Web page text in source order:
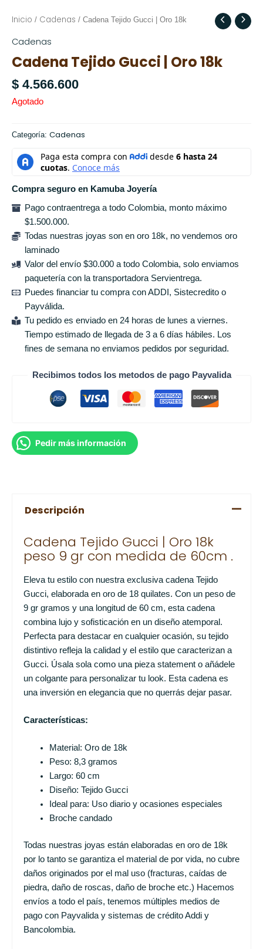
Inicio / Cadenas / Cadena Tejido Gucci | Oro 18k
Cadenas
Cadena Tejido Gucci | Oro 18k
$ 4.566.600
Agotado
Categoría: Cadenas
Compra seguro en Kamuba Joyería
Pago contraentrega a todo Colombia, monto máximo
$1.500.000.
Todas nuestras joyas son en oro 18k, no vendemos oro
laminado
Valor del envío $30.000 a todo Colombia, solo enviamos
paquetería con la transportadora Servientrega.
Puedes financiar tu compra con ADDI, Sistecredito o
Payválida.
Tu pedido es enviado en 24 horas de lunes a viernes.
Tiempo estimado de llegada de 3 a 6 días hábiles. Los
fines de semana no enviamos pedidos por seguridad.
Recibimos todos los metodos de pago Payvalida
Pedir más información
Descripción
Cadena Tejido Gucci | Oro 18k
peso 9 gr con medida de 60cm .
Eleva tu estilo con nuestra exclusiva cadena Tejido
Gucci, elaborada en oro de 18 quilates. Con un peso de
9 gr gramos y una longitud de 60 cm, esta cadena
combina lujo y sofisticación en un diseño atemporal.
Perfecta para destacar en cualquier ocasión, su tejido
distintivo refleja la calidad y el estilo que caracterizan a
Gucci. Úsala sola como una pieza statement o añádele
un colgante para personalizar tu look. Esta cadena es
una inversión en elegancia que no querrás dejar pasar.
Características:
Material: Oro de 18k
Peso: 8,3 gramos
Largo: 60 cm
Diseño: Tejido Gucci
Ideal para: Uso diario y ocasiones especiales
Broche candado
Todas nuestras joyas están elaboradas en oro de 18k
por lo tanto se garantiza el material de por vida, no cubre
daños originados por el mal uso (fracturas, caídas de
piedra, daño de roscas, daño de broche etc.) Hacemos
envíos a todo el país, tenemos múltiples medios de
pago con Payvalida y sistemas de crédito Addi y
Bancolombia.